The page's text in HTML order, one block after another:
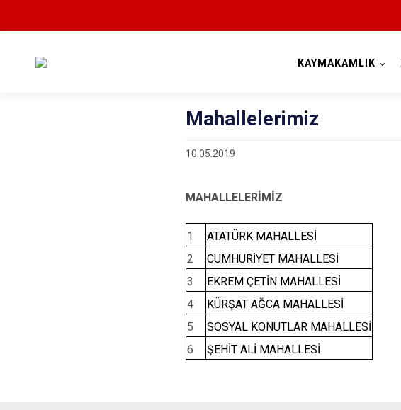
KAYMAKAMLIK
Mahallelerimiz
10.05.2019
MAHALLELERİMİZ
1
ATATÜRK MAHALLESİ
2
CUMHURİYET MAHALLESİ
3
EKREM ÇETİN MAHALLESİ
4
KÜRŞAT AĞCA MAHALLESİ
5
SOSYAL KONUTLAR MAHALLESİ
6
ŞEHİT ALİ MAHALLESİ